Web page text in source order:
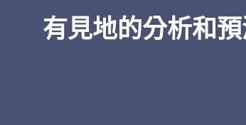
美國前海軍密
有見地的分析和